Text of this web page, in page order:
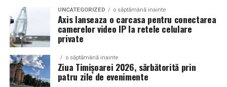
In acest context, anvelopele alese trebuie sa ofere un
echilibru intre aspect si functionalitate. Multi pasionati
opteaza pentru anvelope care arata bine la show, dar
care pot fi folosite si in conditii reale de trafic,
indiferent de vreme sau sezon.
UNCATEGORIZED o săptămână inainte
Axis lanseaza o carcasa pentru conectarea
camerelor video IP la retele celulare
private
o săptămână inainte
Ziua Timișoarei 2026, sărbătorită prin
patru zile de evenimente